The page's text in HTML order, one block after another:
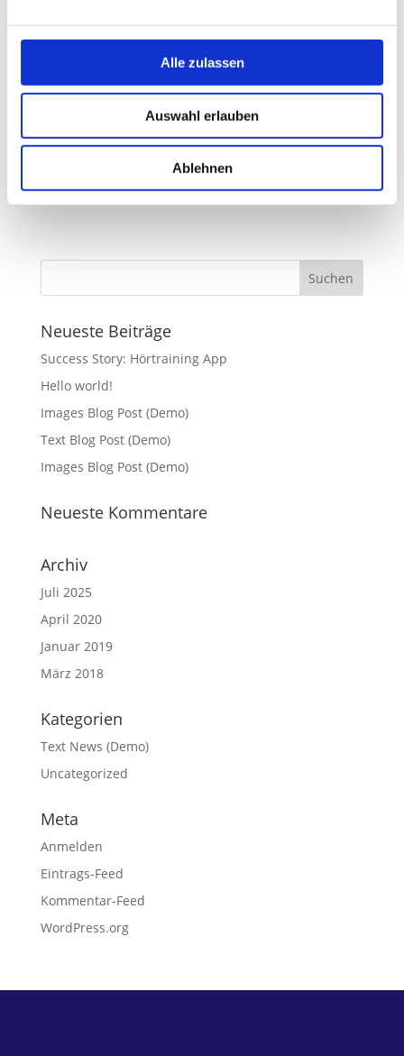
Alle zulassen
Auswahl erlauben
Ablehnen
css_animation=“bounceIn“][gem_divider
margin_top=“100″ class_name=“divider-hidden“]
[/vc_column][/vc_row][vc_row css_animation=“fadeIn“
css=“.vc_custom_1553588277234{margin-top: 0px
!important;}“][vc_column][gem_team style=“4″
centered=“1″ team=“team3″ columns=“3″
tel_color=“#00bcd4″ border_color=“#dfe5e8″
bottom_border_color=“#a3e7f0″
background_color=“#ffffff“][/vc_column][/vc_row]
Neueste Beiträge
Success Story: Hörtraining App
Hello world!
Images Blog Post (Demo)
Text Blog Post (Demo)
Images Blog Post (Demo)
Neueste Kommentare
Archiv
Juli 2025
April 2020
Januar 2019
März 2018
Kategorien
Text News (Demo)
Uncategorized
Meta
Anmelden
Eintrags-Feed
Kommentar-Feed
WordPress.org